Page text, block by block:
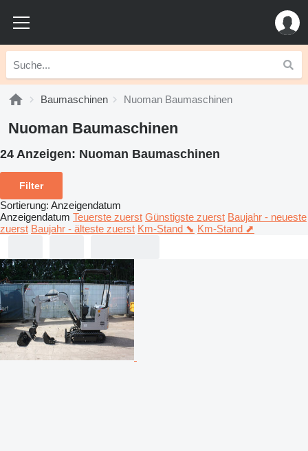
Baumaschinen Nuoman Baumaschinen
Nuoman Baumaschinen
24 Anzeigen: Nuoman Baumaschinen
Filter
Sortierung: Anzeigendatum
Anzeigendatum Teuerste zuerst Günstigste zuerst Baujahr - neueste
zuerst Baujahr - älteste zuerst Km-Stand ⬊ Km-Stand ⬈